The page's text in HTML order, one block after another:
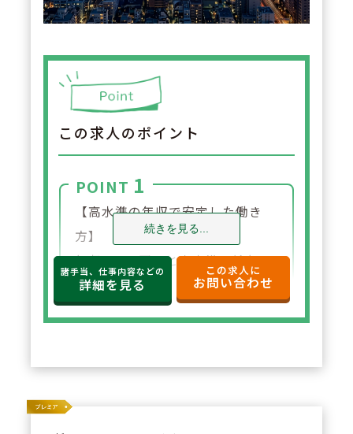
この求人のポイント
POINT 1
【高水準の年収で安定した働き
方】
年収650万円～と高水準の給与設
定。年俸制で収入の見通しも立て
やすく、選択した都道府県内で安
続きを見る...
諸手当、仕事内容などの
詳細を見る
この求人に
お問い合わせ